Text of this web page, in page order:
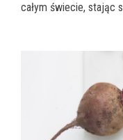
całym świecie, stając